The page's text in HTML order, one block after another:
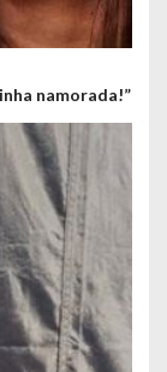
namorada!”